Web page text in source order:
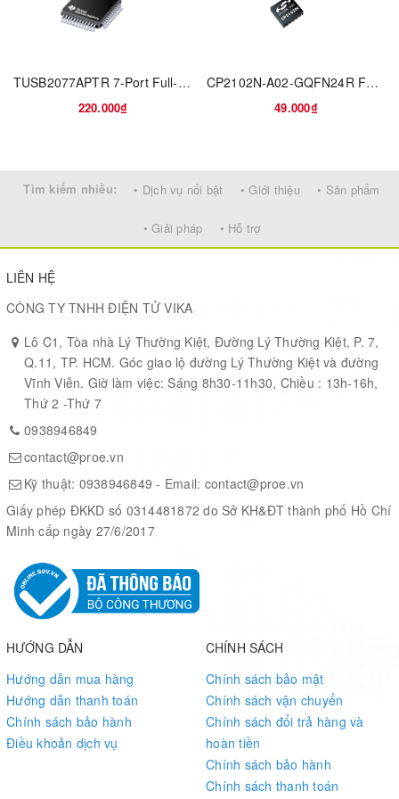
Product Attributes
Interface - Drivers,
Series -
Part Status
Type Transceiver
Protocol
Number of
1/1
Duplex
Receiver
Hysteresis
2.5Mbps
TUSB2077APTR 7-Port Full-Speed 12Mbps USB 2.0 Hub
220.000₫
CP2102N-A02-GQFN24R Full Speed USB to UART Bridge USB 2.0 3.3V T/R Automotive 24-Pin QFN EP
49.000₫
Tìm kiếm nhiều: • Dịch vụ nổi bật • Giới thiệu • Sản phẩm
• Giải pháp • Hỗ trợ
LIÊN HỆ
CÔNG TY TNHH ĐIỆN TỬ VIKA
Lô C1, Tòa nhà Lý Thường Kiệt, Đường Lý Thường Kiệt, P. 7,
Q.11, TP. HCM. Góc giao lộ đường Lý Thường Kiệt và đường
Vĩnh Viễn. Giờ làm việc: Sáng 8h30-11h30, Chiều : 13h-16h,
Thứ 2 -Thứ 7
0938946849
contact@proe.vn
Kỹ thuật: 0938946849 - Email: contact@proe.vn
Giấy phép ĐKKD số 0314481872 do Sở KH&ĐT thành phố Hồ Chí
Minh cấp ngày 27/6/2017
HƯỚNG DẪN
Hướng dẫn mua hàng
Hướng dẫn thanh toán
Chính sách bảo hành
Điều khoản dịch vụ
CHÍNH SÁCH
Chính sách bảo mật
Chính sách vận chuyển
Chính sách đổi trả hàng và
hoàn tiền
Chính sách bảo hành
Chính sách thanh toán